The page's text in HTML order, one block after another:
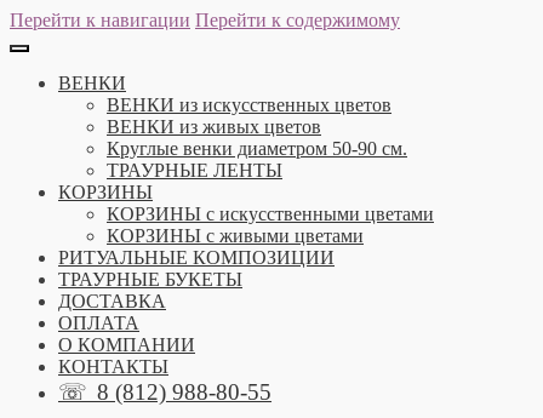
Перейти к навигации Перейти к содержимому
ВЕНКИ
ВЕНКИ из искусственных цветов
ВЕНКИ из живых цветов
Круглые венки диаметром 50-90 см.
ТРАУРНЫЕ ЛЕНТЫ
КОРЗИНЫ
КОРЗИНЫ с искусственными цветами
КОРЗИНЫ с живыми цветами
РИТУАЛЬНЫЕ КОМПОЗИЦИИ
ТРАУРНЫЕ БУКЕТЫ
ДОСТАВКА
ОПЛАТА
О КОМПАНИИ
КОНТАКТЫ
☏ 8 (812) 988-80-55